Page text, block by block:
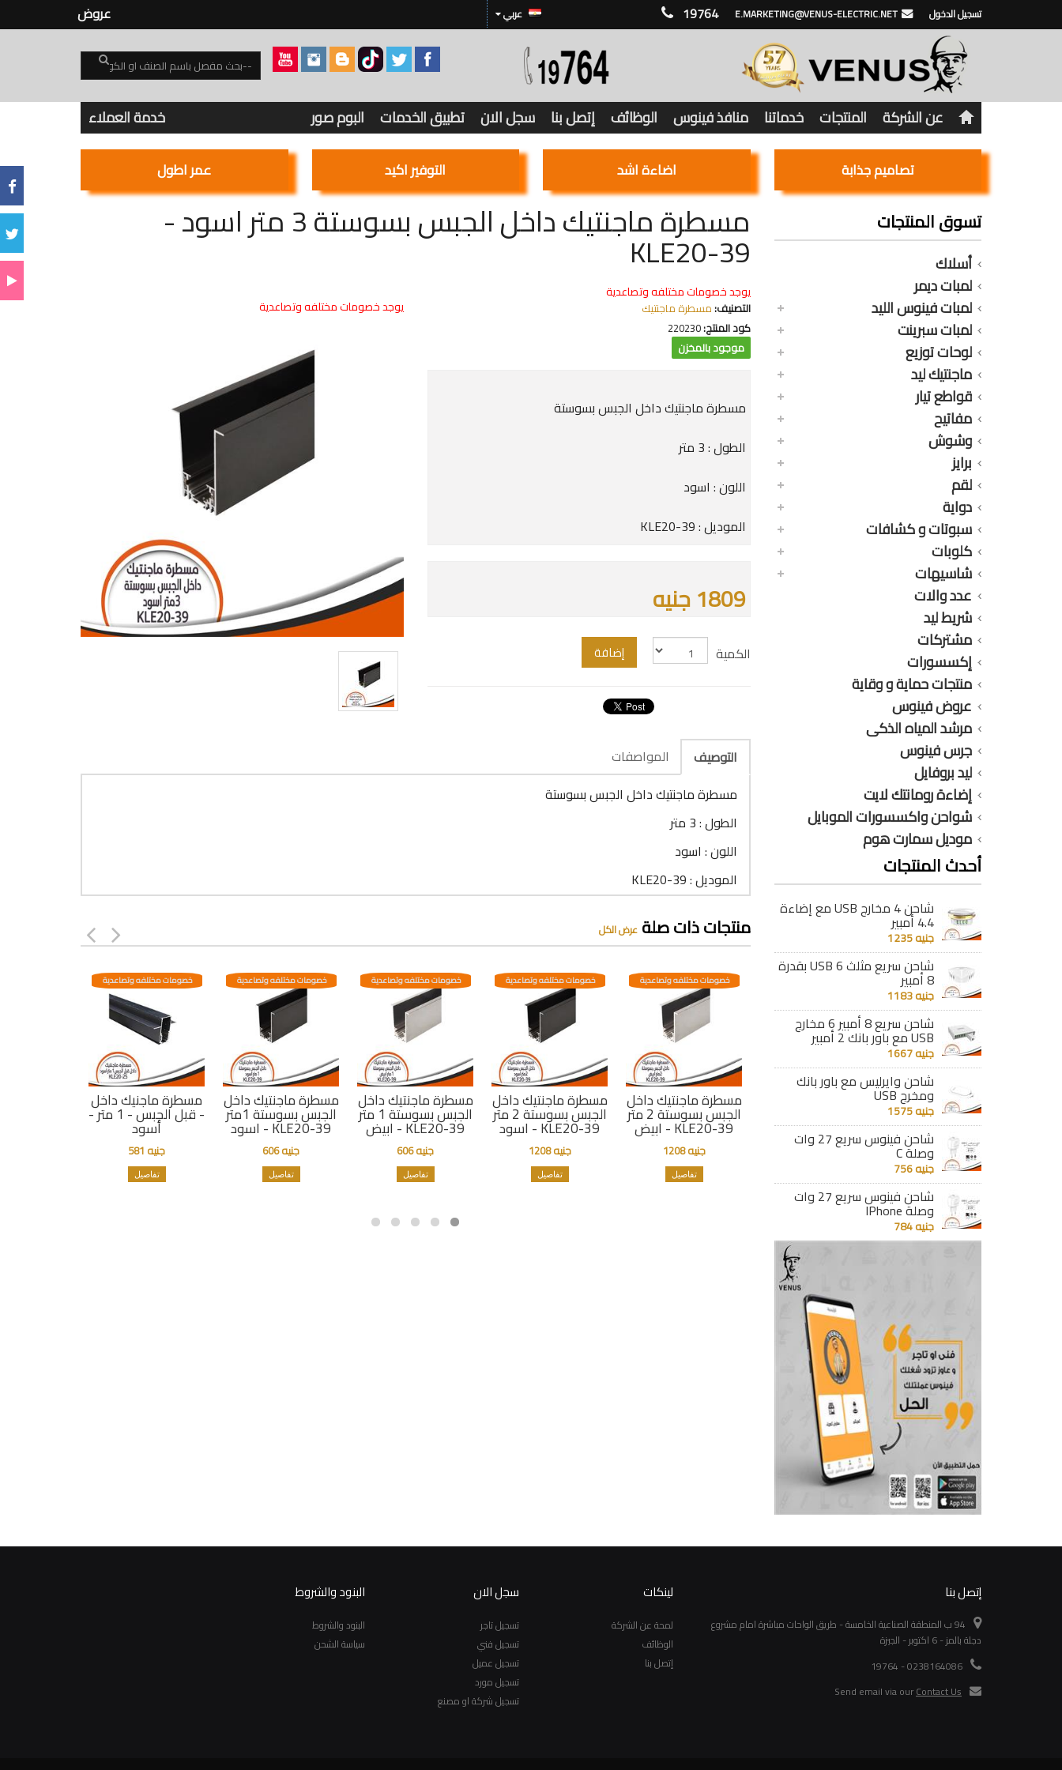
19764 E.MARKETING@VENUS-ELECTRIC.NET تسجيل الدخول عربي عروض
عن الشركة المنتجات خدماتنا منافذ فينوس الوظائف إتصل بنا سجل الان تطبيق الخدمات البوم صور خدمة العملاء
تصاميم جذابة اضاءة اشد التوفير اكيد عمر اطول
تسوق المنتجات
أسلاك
لمبات ديمر
لمبات فينوس الليد
لمبات سبرينت
لوحات توزيع
ماجنتيك ليد
قواطع تيار
مفاتيح
وشوش
برايز
لقم
دواية
سبوتات و كشافات
كلوبات
شاسيهات
عدد والات
شريط ليد
مشتركات
إكسسورات
منتجات حماية و وقاية
عروض فينوس
مرشد المياه الذكى
جرس فينوس
ليد بروفايل
إضاءة رومانتك لايت
شواحن واكسسورات الموبايل
موديل سمارت هوم
أحدث المنتجات
شاحن 4 مخارج USB مع إضاءة
4.4 أمبير
جنيه 1235
شاحن سريع مثلث 6 USB بقدرة
8 أمبير
جنيه 1183
شاحن سريع 8 أمبير 6 مخارج
USB مع باور بانك 2 أمبير
جنيه 1667
شاحن وايرليس مع باور بانك
ومخرج USB
جنيه 1575
شاحن فينوس سريع 27 وات
وصلة C
جنيه 756
شاحن فينوس سريع 27 وات
وصلة IPhone
جنيه 784
مسطرة ماجنتيك داخل الجبس بسوستة 3 متر اسود -
KLE20-39
يوجد خصومات مختلفه وتصاعدية
التصنيف:مسطرة ماجنتيك
كود المنتج:220230
موجود بالمخزن
مسطرة ماجنتيك داخل الجبس بسوستة
الطول : 3 متر
اللون : اسود
الموديل : KLE20-39
1809 جنيه
الكمية إضافة
يوجد خصومات مختلفه وتصاعدية
التوصيف
المواصفات
مسطرة ماجنتيك داخل الجبس بسوستة
الطول : 3 متر
اللون : اسود
الموديل : KLE20-39
منتجات ذات صلةعرض الكل
مسطرة ماجنيك داخل
- قبل الجبس - 1 متر -
أسود
خصومات مختلفه وتصاعدية
جنيه 581
تفاصيل
مسطرة ماجنتيك داخل
الجبس بسوستة 1متر
اسود - KLE20-39
خصومات مختلفه وتصاعدية
جنيه 606
تفاصيل
مسطرة ماجنتيك داخل
الجبس بسوستة 1 متر
ابيض - KLE20-39
خصومات مختلفه وتصاعدية
جنيه 606
تفاصيل
مسطرة ماجنتيك داخل
الجبس بسوستة 2 متر
اسود - KLE20-39
خصومات مختلفه وتصاعدية
جنيه 1208
تفاصيل
مسطرة ماجنتيك داخل
الجبس بسوستة 2 متر
ابيض - KLE20-39
خصومات مختلفه وتصاعدية
جنيه 1208
تفاصيل
مسطرة ماجنتيك داخل
ابيض - KLE20-39
جنيه 1809
سوستة مسطرة
KLE20-39
خصومات مختلفه وتصاعدية
جنيه 79
تفاصيل
إتصل بنا
94 ب المنطقة الصناعية الخامسة - طريق الواحات مباشرة امام مشروع
دجلة بالمز - 6 اكتوبر - الجيزة
0238164086 - 19764
Send email via ourContact Us
لينكات
لمحة عن الشركة
الوظائف
إتصل بنا
سجل الان
تسجيل تاجر
تسجيل فني
تسجيل عميل
تسجيل مورد
تسجيل شركة او مصنع
البنود والشروط
البنود والشروط
سياسة الشحن